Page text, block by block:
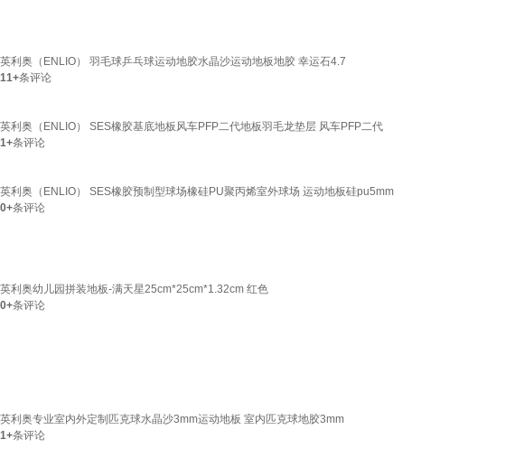
英利奥（ENLIO） 羽毛球乒乓球运动地胶水晶沙运动地板地胶 幸运石4.7
11+条评论
英利奥（ENLIO） SES橡胶基底地板风车PFP二代地板羽毛龙垫层 风车PFP二代
1+条评论
英利奥（ENLIO） SES橡胶预制型球场橡硅PU聚丙烯室外球场 运动地板硅pu5mm
0+条评论
英利奥幼儿园拼装地板-满天星25cm*25cm*1.32cm 红色
0+条评论
英利奥专业室内外定制匹克球水晶沙3mm运动地板 室内匹克球地胶3mm
1+条评论